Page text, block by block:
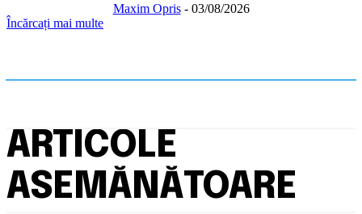
Maxim Opris - 03/08/2026
Încărcați mai multe
ARTICOLE
ASEMĂNĂTOARE